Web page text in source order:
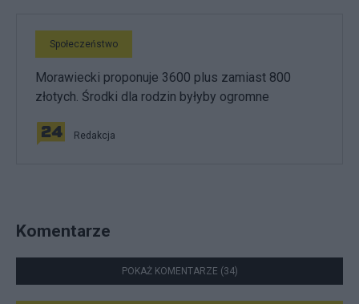
Społeczeństwo
Morawiecki proponuje 3600 plus zamiast 800
złotych. Środki dla rodzin byłyby ogromne
Redakcja
Komentarze
POKAŻ KOMENTARZE (34)